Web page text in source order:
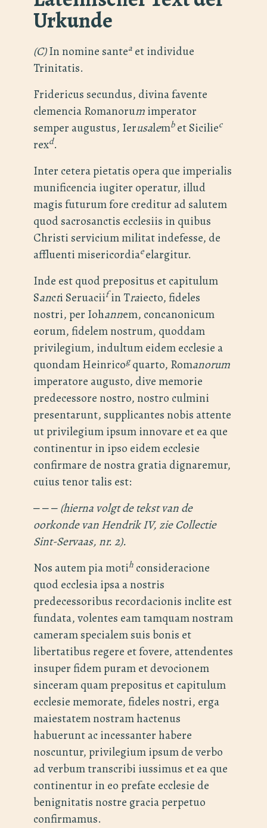
Urkunde
(C)In nomine santea et individue
Trinitatis.
Fridericus secundus, divina favente
clemencia Romanorumimperator
semper augustus, Ierusalembet Siciliec
rexd.
Inter cetera pietatis opera que imperialis
munificencia iugiter operatur, illud
magis futurum fore creditur ad salutem
quod sacrosanctis ecclesiis in quibus
Christi servicium militat indefesse, de
affluenti misericordiaeelargitur.
Inde est quod prepositus et capitulum
Sancti Seruaciifin Traiecto, fideles
nostri, per Iohannem, concanonicum
eorum, fidelem nostrum, quoddam
privilegium, indultum eidem ecclesie a
quondam Heinricogquarto, Romanorum
imperatore augusto, dive memorie
predecessore nostro, nostro culmini
presentarunt, supplicantes nobis attente
ut privilegium ipsum innovare et ea que
continentur in ipso eidem ecclesie
confirmare de nostra gratia dignaremur,
cuius tenor talis est:
‒ ‒ ‒(hierna volgt de tekst van de
oorkonde van Hendrik IV, zie Collectie
Sint-Servaas, nr. 2).
Nos autem pia motih consideracione
quod ecclesia ipsa a nostris
predecessoribus recordacionis inclite est
fundata, volentes eam tamquam nostram
cameram specialem suis bonis et
libertatibus regere et fovere, attendentes
insuper fidem puram et devocionem
sinceram quam prepositus et capitulum
ecclesie memorate, fideles nostri, erga
maiestatem nostram hactenus
habuerunt ac incessanter habere
noscuntur, privilegium ipsum de verbo
ad verbum transcribi iussimus et ea que
continentur in eo prefate ecclesie de
benignitatis nostre gracia perpetuo
confirmamus.